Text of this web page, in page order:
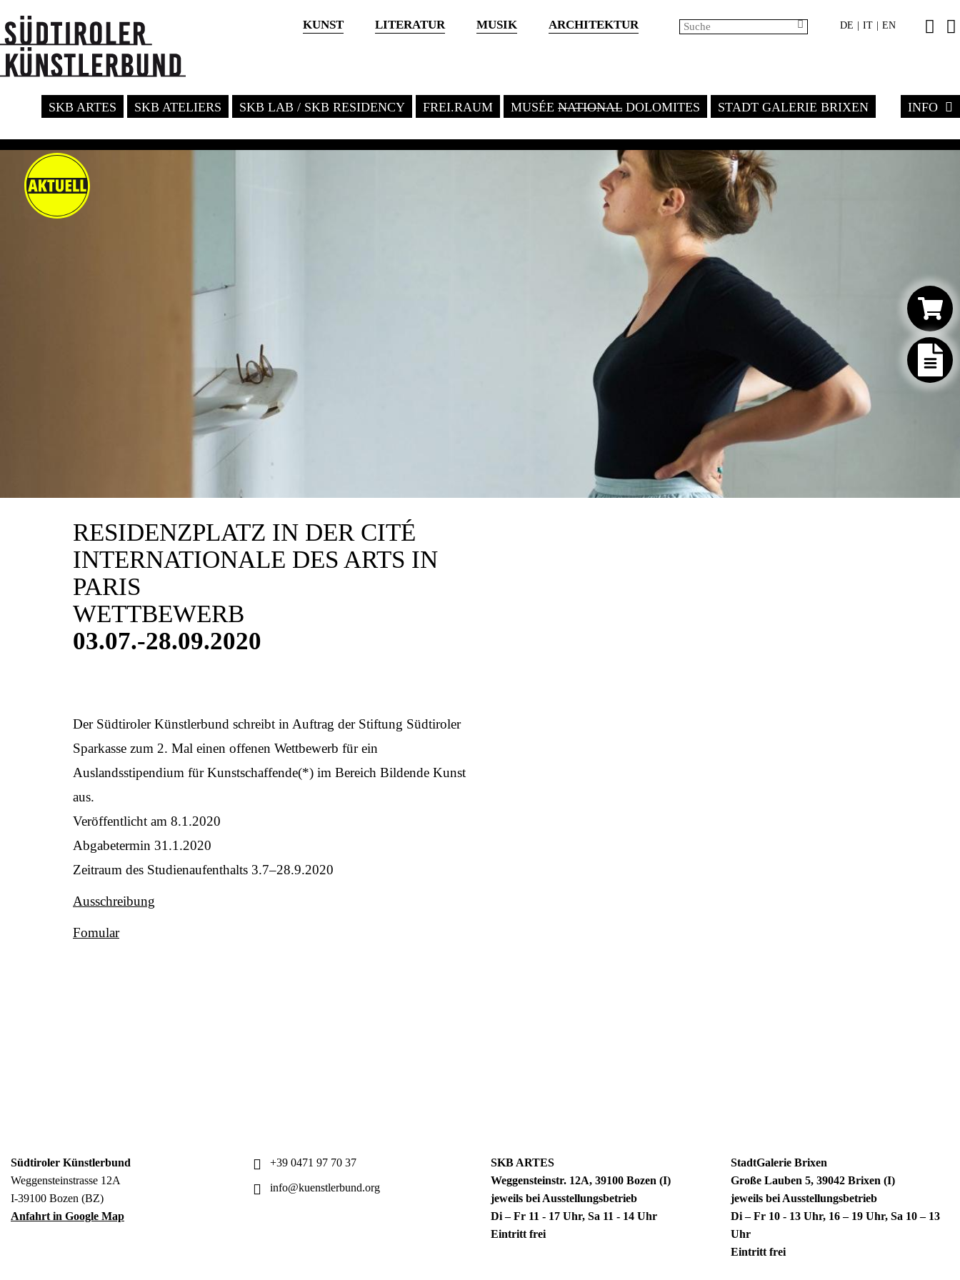
KUNST LITERATUR MUSIK ARCHITEKTUR DE IT EN
SKB ARTES SKB ATELIERS SKB LAB / SKB RESIDENCY FREI.RAUM MUSÉE NATIONAL DOLOMITES STADT GALERIE BRIXEN INFO
RESIDENZPLATZ IN DER CITÉ
INTERNATIONALE DES ARTS IN
PARIS
WETTBEWERB
03.07.-28.09.2020
Der Südtiroler Künstlerbund schreibt in Auftrag der Stiftung Südtiroler
Sparkasse zum 2. Mal einen offenen Wettbewerb für ein
Auslandsstipendium für Kunstschaffende(*) im Bereich Bildende Kunst
aus.
Veröffentlicht am 8.1.2020
Abgabetermin 31.1.2020
Zeitraum des Studienaufenthalts 3.7–28.9.2020
Ausschreibung
Fomular
Südtiroler Künstlerbund
Weggensteinstrasse 12A
I-39100 Bozen (BZ)
Anfahrt in Google Map
+39 0471 97 70 37
info@kuenstlerbund.org
SKB ARTES
Weggensteinstr. 12A, 39100 Bozen (I)
jeweils bei Ausstellungsbetrieb
Di – Fr 11 - 17 Uhr, Sa 11 - 14 Uhr
Eintritt frei
StadtGalerie Brixen
Große Lauben 5, 39042 Brixen (I)
jeweils bei Ausstellungsbetrieb
Di – Fr 10 - 13 Uhr, 16 – 19 Uhr, Sa 10 – 13
Uhr
Eintritt frei